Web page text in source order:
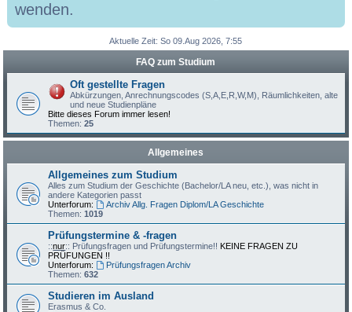
wenden.
Aktuelle Zeit: So 09.Aug 2026, 7:55
FAQ zum Studium
Oft gestellte Fragen
Abkürzungen, Anrechnungscodes (S,A,E,R,W,M), Räumlichkeiten, alte
und neue Studienpläne
Bitte dieses Forum immer lesen!
Themen:25
Allgemeines
Allgemeines zum Studium
Alles zum Studium der Geschichte (Bachelor/LA neu, etc.), was nicht in
andere Kategorien passt
Unterforum:
Archiv Allg. Fragen Diplom/LA Geschichte
Themen:1019
Prüfungstermine & -fragen
::nur:: Prüfungsfragen und Prüfungstermine!! KEINE FRAGEN ZU
PRÜFUNGEN !!
Unterforum:
Prüfungsfragen Archiv
Themen:632
Studieren im Ausland
Erasmus & Co.